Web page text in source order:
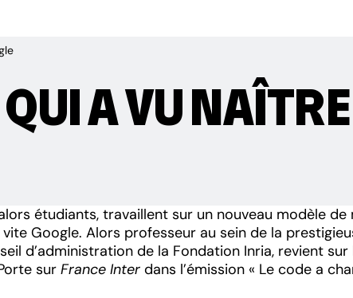
A VU NAÎTRE
étudiants, travaillent sur un nouveau modèle
Google. Alors professeur au sein de la
d’administration de la Fondation Inria, revient
sur France Inter dans l’émission « Le code a